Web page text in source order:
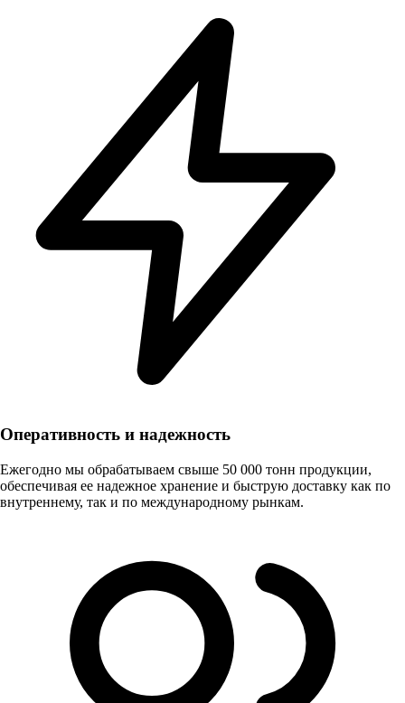
Оперативность и надежность
Ежегодно мы обрабатываем свыше 50 000 тонн продукции,
обеспечивая ее надежное хранение и быструю доставку как по
внутреннему, так и по международному рынкам.